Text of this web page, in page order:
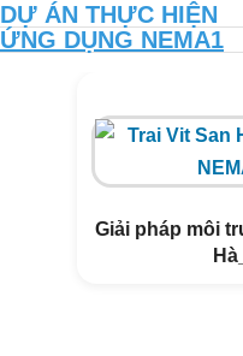
DỰ ÁN THỰC HIỆN
ỨNG DỤNG NEMA1
Giải pháp môi
TĂNG
THUẦN